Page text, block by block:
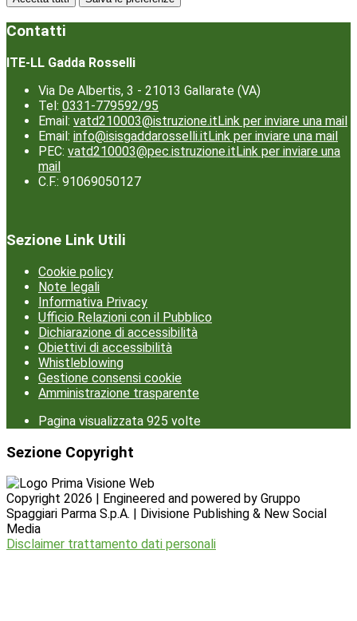
Contatti
ITE-LL Gadda Rosselli
Via De Albertis, 3 - 21013 Gallarate (VA)
Tel: 0331-779592/95
Email: vatd210003@istruzione.itLink per inviare una mail
Email: info@isisgaddarosselli.itLink per inviare una mail
PEC: vatd210003@pec.istruzione.itLink per inviare una
mail
C.F.: 91069050127
Sezione Link Utili
Cookie policy
Note legali
Informativa Privacy
Ufficio Relazioni con il Pubblico
Dichiarazione di accessibilità
Obiettivi di accessibilità
Whistleblowing
Gestione consensi cookie
Amministrazione trasparente
Pagina visualizzata 925 volte
Sezione Copyright
Copyright 2026 | Engineered and powered by Gruppo
Spaggiari Parma S.p.A. | Divisione Publishing & New Social
Media
Disclaimer trattamento dati personali